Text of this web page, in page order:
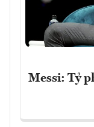
Messi: Tỷ